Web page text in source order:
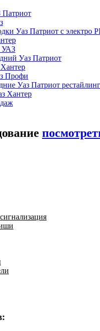
Патриот
Уаз Патриот с электро
УАЗ
Уаз Патриот
Профи
Уаз Патриот
Хантер